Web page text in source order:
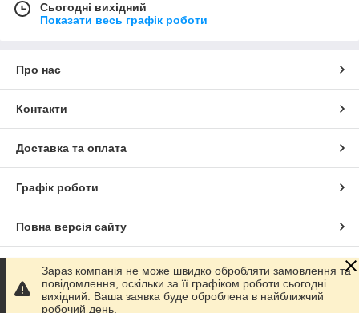
Сьогодні вихідний
Показати весь графік роботи
Про нас
Контакти
Доставка та оплата
Графік роботи
Повна версія сайту
Сайт створено на маркетплейсі Prom.ua
Політика конфіденційності
Зараз компанія не може швидко обробляти замовлення та
повідомлення, оскільки за її графіком роботи сьогодні
вихідний. Ваша заявка буде оброблена в найближчий
робочий день.